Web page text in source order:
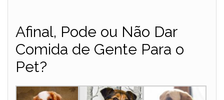
Afinal, Pode ou Não Dar
Comida de Gente Para o
Pet?